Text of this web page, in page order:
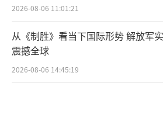
“我们的目标是在未来
的集体努力。”弗里登说。
6月25日，荷兰海牙，北
2026-08-06 11:01:21
从《制胜》看当下国际形势 解放军
震撼全球
2026-08-06 14:45:19